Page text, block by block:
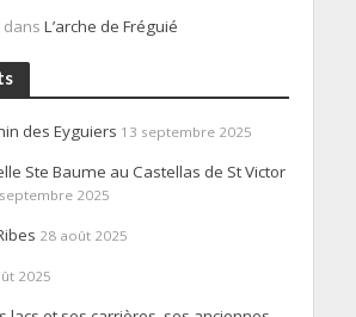
dans L’arche de Fréguié
des Eyguiers 13 septembre 2025
Ste Baume au Castellas de St Victor
2025
28 août 2025
2025